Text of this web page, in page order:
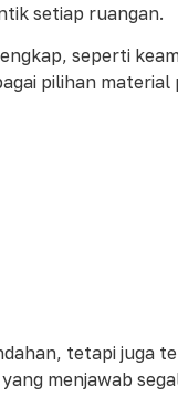
setiap ruangan.
seperti
pilihan material
tetapi juga
menjawab